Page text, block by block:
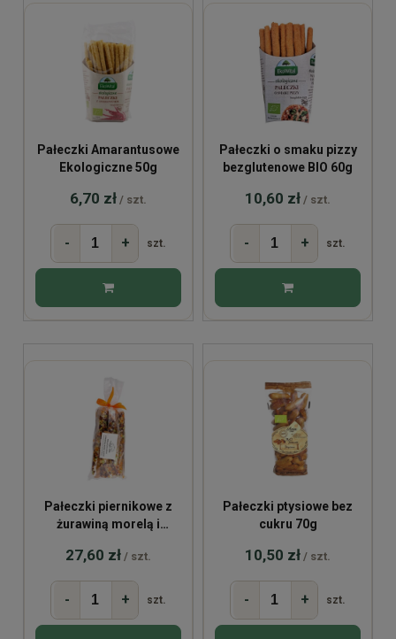
Pałeczki Amarantusowe
Ekologiczne 50g
6,70 zł / szt.
- + szt.
Pałeczki o smaku pizzy
bezglutenowe BIO 60g
10,60 zł / szt.
- + szt.
Pałeczki piernikowe z
żurawiną morelą i
27,60 zł / szt.
- + szt.
Pałeczki ptysiowe bez
cukru 70g
10,50 zł / szt.
- + szt.